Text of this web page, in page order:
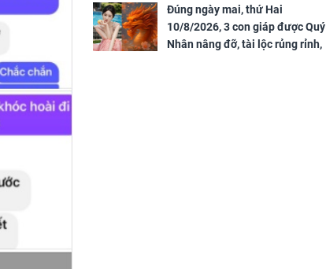
trông thấy
Đúng ngày mai, thứ Hai
10/8/2026, 3 con giáp được Quý
Nhân nâng đỡ, tài lộc rủng rỉnh,